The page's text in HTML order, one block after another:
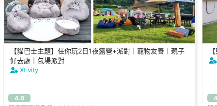
【貓巴士主題】任你玩2日1夜露營+派對｜寵物友善｜親子
好去處｜包場派對
Xtivity
4.0